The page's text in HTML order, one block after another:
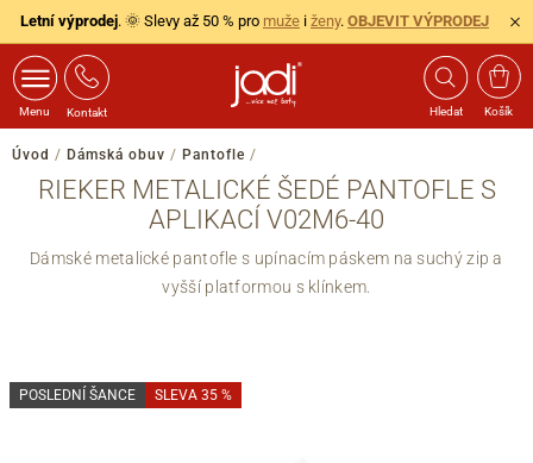
Letní výprodej. 🌞 Slevy až 50 % pro muže i ženy. OBJEVIT VÝPRODEJ
Menu Kontakt Hledat Košík
Úvod / Dámská obuv / Pantofle /
RIEKER METALICKÉ ŠEDÉ PANTOFLE S
APLIKACÍ V02M6-40
Dámské metalické pantofle s upínacím páskem na suchý zip a
vyšší platformou s klínkem.
POSLEDNÍ ŠANCE SLEVA 35 %